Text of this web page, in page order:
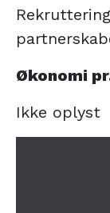
Økonomi
Ikke oplyst